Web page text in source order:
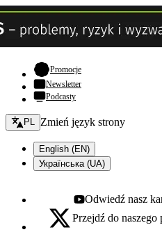
Promocje- otwiera się w nowej
Newsletter
Podcasty
Zmień język - bieżący:
PL Zmień język strony
English (EN)
Українська (UA)
Youtube - otwiera się w
Odwiedź nasz
X - otwiera się w nowej karcie
Przejdź do